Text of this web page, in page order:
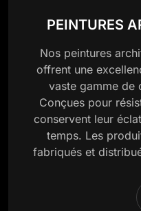
PEINTURES
Nos peintures
offrent une
vaste gamme de
Conçues pour
conservent leur
temps. Les
fabriqués et